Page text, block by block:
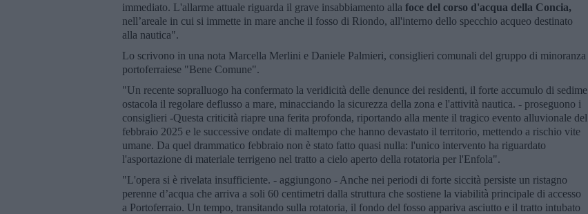
immediato. L'allarme attuale riguarda il grave insabbiamento alla foce del corso d'acqua della Concia,
nell’areale in cui si immette in mare anche il fosso di Riondo, all'interno dello specchio acqueo destinato
alla nautica".
Lo scrivono in una nota Marcella Merlini e Daniele Palmieri, consiglieri comunali del gruppo di minoranza
portoferraiese "Bene Comune".
"Un recente sopralluogo ha confermato la veridicità delle denunce dei residenti, il forte accumulo di sedime
ostacola il regolare deflusso a mare, minacciando la sicurezza della zona e l'attività nautica. - proseguono i
consiglieri -Questa criticità riapre una ferita profonda, riportando alla mente il tragico evento alluvionale del
febbraio 2025 e le successive ondate di maltempo che hanno devastato il territorio, mettendo a rischio vite
umane. Da quel drammatico febbraio non è stato fatto quasi nulla: l'unico intervento ha riguardato
l'asportazione di materiale terrigeno nel tratto a cielo aperto della rotatoria per l'Enfola".
"L'opera si è rivelata insufficiente. - aggiungono - Anche nei periodi di forte siccità persiste un ristagno
perenne d’acqua che arriva a soli 60 centimetri dalla struttura che sostiene la viabilità principale di accesso
a Portoferraio. Un tempo, transitando sulla rotatoria, il fondo del fosso appariva asciutto e il tratto intubato